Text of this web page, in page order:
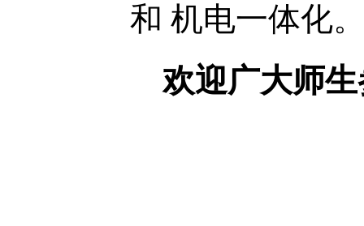
和 机电一体化
欢迎广大师生